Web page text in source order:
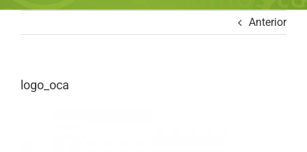
Anterior
logo_oca